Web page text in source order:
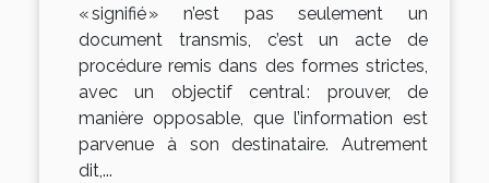
« signifié » n’est pas seulement un
document transmis, c’est un acte de
procédure remis dans des formes strictes,
avec un objectif central : prouver, de
manière opposable, que l’information est
parvenue à son destinataire. Autrement
dit,...